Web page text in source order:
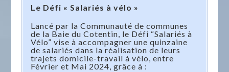
Le Défi « Salariés à vélo »
Lancé par la Communauté de communes
de la Baie du Cotentin, le Défi “Salariés à
Vélo” vise à accompagner une quinzaine
de salariés dans la réalisation de leurs
trajets domicile-travail à vélo, entre
Février et Mai 2024, grâce à :